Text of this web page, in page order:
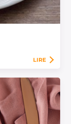
LIRE